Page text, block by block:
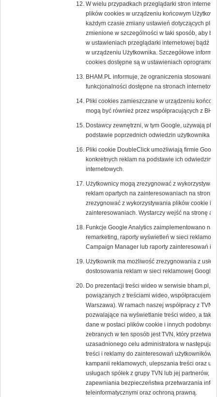
W wielu przypadkach przeglądarki stron
plików cookies w urządzeniu końcowym
każdym czasie zmiany ustawień dotyczących
zmienione w szczególności w taki sposób, aby
w ustawieniach przeglądarki internetowej bądź
w urządzeniu Użytkownika. Szczegółowe
cookies dostępne są w ustawieniach
BHAM.PL informuje, że ograniczenia stosowania
funkcjonalności dostępne na stronach
Pliki cookies zamieszczane w urządzeniu
mogą być również przez współpracujących z
Dostawcy zewnętrzni, w tym Google, używają
podstawie poprzednich odwiedzin użytkownika
Pliki cookie DoubleClick umożliwiają firmie
konkretnych reklam na podstawie ich odwiedzin
internetowych.
Użytkownicy mogą zrezygnować z
reklam opartych na zainteresowaniach na stronie
zrezygnować z wykorzystywania plików cookie
zainteresowaniach. Wystarczy wejść na stronę
Funkcje Google Analytics zaimplementowano
remarketing, raporty wyświetleń w sieci
Campaign Manager lub raporty zainteresowań i
Użytkownik ma możliwość zrezygnowania z
dostosowania reklam w sieci reklamowej Google
Do prezentacji treści wideo w serwisie bham.pl,
powiązanych z treściami wideo, współpracujemy
Warszawa). W ramach naszej współpracy z
pozwalające na wyświetlanie treści wideo, a
dane w postaci plików cookie i innych
zebranych w ten sposób jest TVN, który
uzasadnionego celu administratora w
treści i reklamy do zainteresowań
kampanii reklamowych, ulepszania treści oraz
usługach spółek z grupy TVN lub jej partnerów,
zapewniania bezpieczeństwa przetwarzania
teleinformatycznymi oraz ochroną prawną.